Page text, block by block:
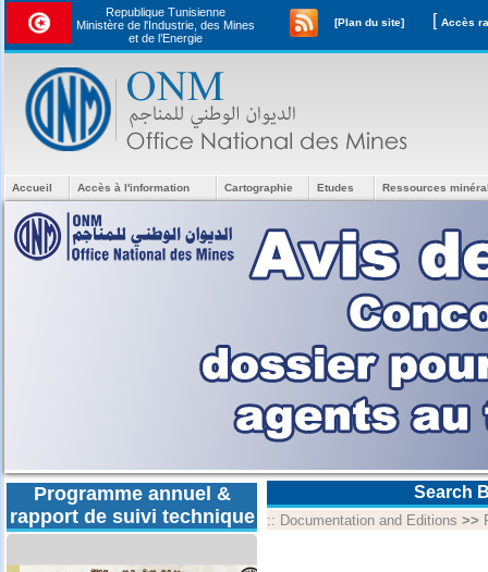
Republique Tunisienne
Ministère de l'Industrie, des Mines
et de l’Energie
[Plan du site] [
Accueil Accès à l'information Cartographie Etudes Ressources
Programme annuel &
rapport de suivi technique
Search
:: Documentation and Editions >>